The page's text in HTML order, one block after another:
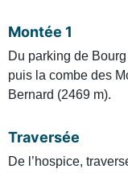
Montée 1
Du parking de
puis la combe des
Bernard (2469 m).
Traversée
De l’hospice,